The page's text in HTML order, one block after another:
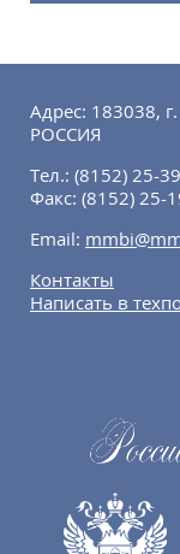
Адрес: 183038,
РОССИЯ
Тел.: (8152) 25-
Факс: (8152) 25-
Email:
Контакты
Написать в